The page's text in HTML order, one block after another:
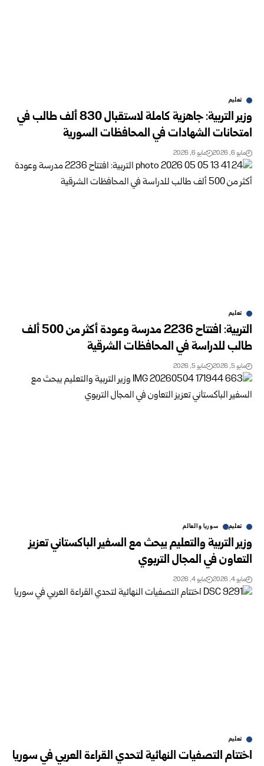
تعليم
وزير التربية: جاهزية كاملة لاستقبال 830 ألف طالب في
امتحانات الشهادات في المحافظات السورية
مايو 6, 2026 مايو 6, 2026
تعليم
التربية: افتتاح 2236 مدرسة وعودة أكثر من 500 ألف
طالب للدراسة في المحافظات الشرقية
مايو 5, 2026 مايو 5, 2026
تعليم سوريا والعالم
وزير التربية والتعليم يبحث مع السفير الباكستاني تعزيز
التعاون في المجال التربوي
مايو 4, 2026 مايو 4, 2026
تعليم
اختتام التصفيات النهائية لتحدي القراءة العربي في سوريا